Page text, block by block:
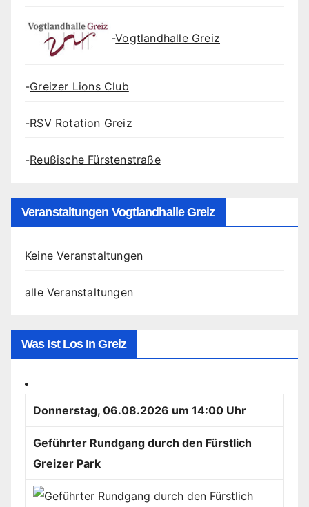
-Vogtlandhalle Greiz
-Greizer Lions Club
-RSV Rotation Greiz
-Reußische Fürstenstraße
Veranstaltungen Vogtlandhalle Greiz
Keine Veranstaltungen
alle Veranstaltungen
Was Ist Los In Greiz
Donnerstag, 06.08.2026 um 14:00 Uhr
Geführter Rundgang durch den Fürstlich
Greizer Park